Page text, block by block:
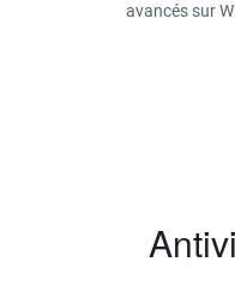
avancés sur